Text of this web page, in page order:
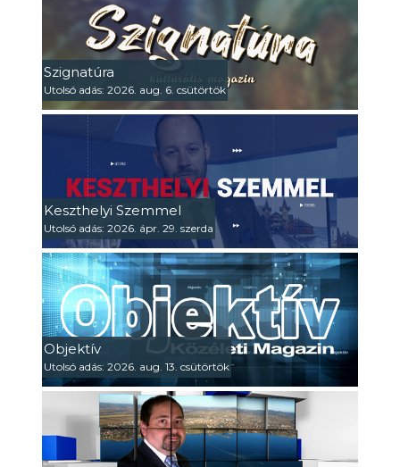
Szignatúra
Utolsó adás: 2026. aug. 6. csütörtök
Keszthelyi Szemmel
Utolsó adás: 2026. ápr. 29. szerda
Objektív
Utolsó adás: 2026. aug. 13. csütörtök